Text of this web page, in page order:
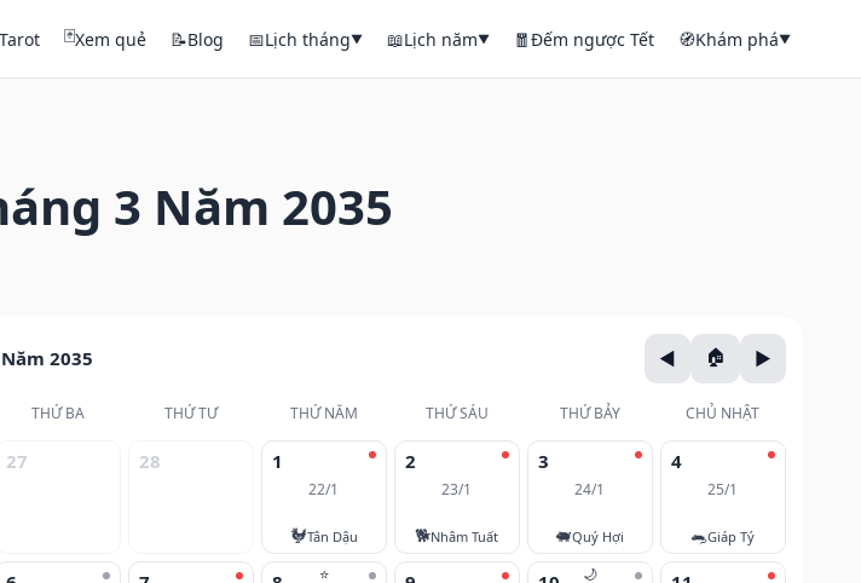
🃏Xem quẻ 📝Blog 📅Lịch tháng▼ 📖Lịch năm▼ 🧧Đếm ngược Tết 🧭Khám phá▼
3 Năm 2035
2035
THỨ BA THỨ TƯ THỨ NĂM THỨ SÁU THỨ BẢY CHỦ NHẬT
27 28 1
22/1
🐓Tân Dậu
2
23/1
🐕Nhâm Tuất
3
24/1
🐖Quý Hợi
4
25/1
🐀Giáp Tý
⭐ 🌙